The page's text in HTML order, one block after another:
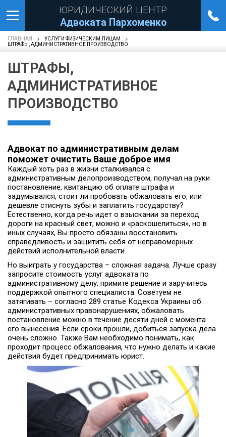
ЮРИДИЧЕСКИЙ ЦЕНТР
Адвоката Пархоменко
ГЛАВНАЯ
УСЛУГИ ФИЗИЧЕСКИМ ЛИЦАМ
ШТРАФЫ, АДМИНИСТРАТИВНОЕ ПРОИЗВОДСТВО
ШТРАФЫ,
АДМИНИСТРАТИВНОЕ
ПРОИЗВОДСТВО
Адвокат по административным делам
поможет очистить Ваше доброе имя
Каждый хоть раз в жизни сталкивался с
административным делопроизводством, получал на руки
постановление, квитанцию об оплате штрафа и
задумывался, стоит ли пробовать обжаловать его, или
дешевле стиснуть зубы и заплатить государству?
Естественно, когда речь идет о взыскании за переход
дороги на красный свет, можно и «раскошелиться», но в
иных случаях, Вы просто обязаны восстановить
справедливость и защитить себя от неправомерных
действий исполнительной власти.
Но выиграть у государства – сложная задача. Лучше сразу
запросите стоимость услуг адвоката по
административному делу, примите решение и заручитесь
поддержкой опытного специалиста. Советуем не
затягивать – согласно 289 статье Кодекса Украины об
административных правонарушениях, обжаловать
постановление можно в течение десяти дней с момента
его вынесения. Если сроки прошли, добиться запуска дела
очень сложно. Также Вам необходимо понимать, как
проходит процесс обжалования, что нужно делать и какие
действия будет предпринимать юрист.